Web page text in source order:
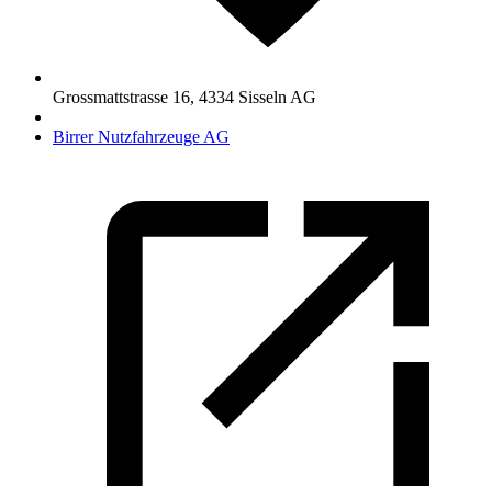
Grossmattstrasse 16, 4334 Sisseln AG
Birrer Nutzfahrzeuge AG